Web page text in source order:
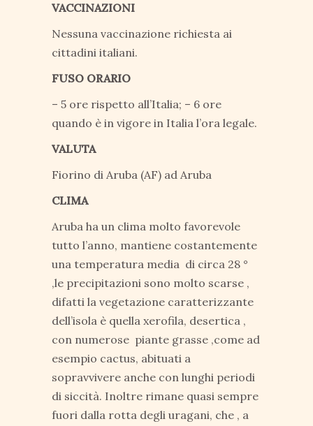
VACCINAZIONI
Nessuna vaccinazione richiesta ai
cittadini italiani.
FUSO ORARIO
– 5 ore rispetto all’Italia; – 6 ore
quando è in vigore in Italia l’ora legale.
VALUTA
Fiorino di Aruba (AF) ad Aruba
CLIMA
Aruba ha un clima molto favorevole
tutto l’anno, mantiene costantemente
una temperatura media di circa 28 °
,le precipitazioni sono molto scarse ,
difatti la vegetazione caratterizzante
dell’isola è quella xerofila, desertica ,
con numerose piante grasse ,come ad
esempio cactus, abituati a
sopravvivere anche con lunghi periodi
di siccità. Inoltre rimane quasi sempre
fuori dalla rotta degli uragani, che , a